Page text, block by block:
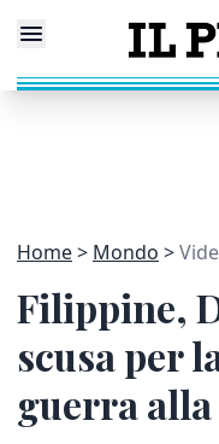
Home Mondo
Filippine,
scusa per
guerra